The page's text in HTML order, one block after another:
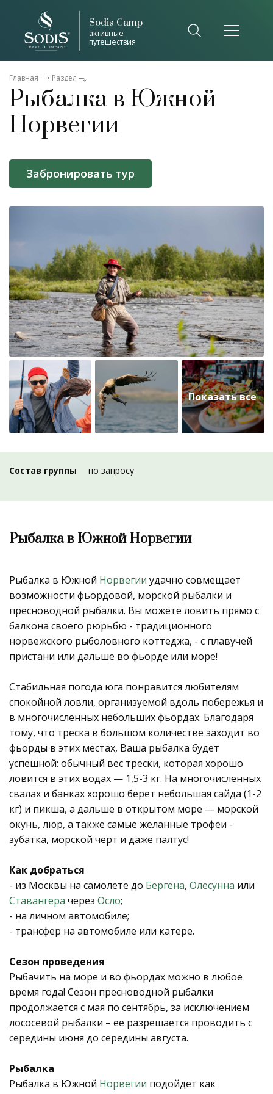
Sodis-Camp
активные
путешествия
Главная Раздел
Рыбалка в Южной
Норвегии
Забронировать тур
Состав группы по запросу
Рыбалка в Южной Норвегии
Рыбалка в Южной Норвегии удачно совмещает
возможности фьордовой, морской рыбалки и
пресноводной рыбалки. Вы можете ловить прямо с
балкона своего рюрьбю - традиционного
норвежского рыболовного коттеджа, - с плавучей
пристани или дальше во фьорде или море!
Стабильная погода юга понравится любителям
спокойной ловли, организуемой вдоль побережья и
в многочисленных небольших фьордах. Благодаря
тому, что треска в большом количестве заходит во
фьорды в этих местах, Ваша рыбалка будет
успешной: обычный вес трески, которая хорошо
ловится в этих водах — 1,5-3 кг. На многочисленных
свалах и банках хорошо берет небольшая сайда (1-2
кг) и пикша, а дальше в открытом море — морской
окунь, люр, а также самые желанные трофеи -
зубатка, морской чёрт и даже палтус!
Как добраться
- из Москвы на самолете до Бергена, Олесунна или
Ставангера через Осло;
- на личном автомобиле;
- трансфер на автомобиле или катере.
Сезон проведения
Рыбачить на море и во фьордах можно в любое
время года! Сезон пресноводной рыбалки
продолжается с мая по сентябрь, за исключением
лососевой рыбалки – ее разрешается проводить с
середины июня до середины августа.
Рыбалка
Рыбалка в Южной Норвегии подойдет как